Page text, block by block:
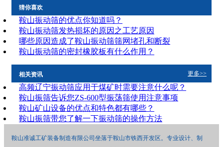
猜你喜欢
鞍山振动筛的优点你知道吗？
鞍山振动筛发热损坏的原因之工艺原因
哪些原因造成了鞍山振动筛筛网堵孔和断裂
鞍山振动筛的密封橡胶板有什么作用？
相关资讯 更多>>
高频辽宁振动筛应用于煤矿时需要注意什么呢？
鞍山振筛告诉您ZS-600型振荡筛使用注意事项
鞍山矿山设备​的优点和特色都有哪些？
鞍山振筛​带您了解一下振动筛的操作方法
鞍山准诚工矿装备制造有限公司坐落于鞍山市铁西开发区。专业设计、制